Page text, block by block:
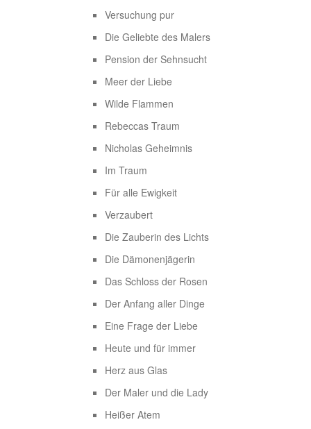
Versuchung pur
Die Geliebte des Malers
Pension der Sehnsucht
Meer der Liebe
Wilde Flammen
Rebeccas Traum
Nicholas Geheimnis
Im Traum
Für alle Ewigkeit
Verzaubert
Die Zauberin des Lichts
Die Dämonenjägerin
Das Schloss der Rosen
Der Anfang aller Dinge
Eine Frage der Liebe
Heute und für immer
Herz aus Glas
Der Maler und die Lady
Heißer Atem